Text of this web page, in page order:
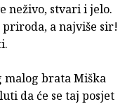
neživo, stvari i jelo.
a najviše sir!
malog brata Miška
da će se taj posjet